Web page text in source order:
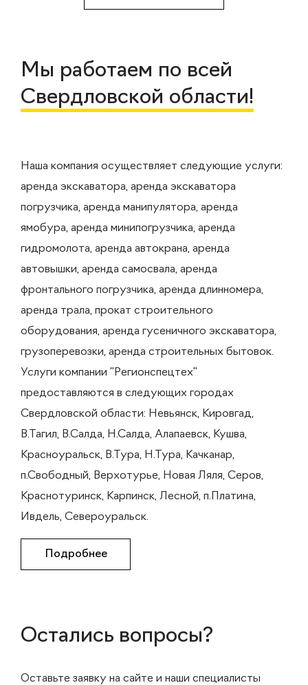
Мы работаем по всей
Свердловской области!
Наша компания осуществляет следующие услуги:
аренда экскаватора, аренда экскаватора
погрузчика, аренда манипулятора, аренда
ямобура, аренда минипогрузчика, аренда
гидромолота, аренда автокрана, аренда
автовышки, аренда самосвала, аренда
фронтального погрузчика, аренда длинномера,
аренда трала, прокат строительного
оборудования, аренда гусеничного экскаватора,
грузоперевозки, аренда строительных бытовок.
Услуги компании "Регионспецтех"
предоставляются в следующих городах
Свердловской области: Невьянск, Кировгад,
В.Тагил, В.Салда, Н.Салда, Алапаевск, Кушва,
Красноуральск, В.Тура, Н.Тура, Качканар,
п.Свободный, Верхотурье, Новая Ляля, Серов,
Краснотуринск, Карпинск, Лесной, п.Платина,
Ивдель, Североуральск.
Подробнее
Остались вопросы?
Оставьте заявку на сайте и наши специалисты